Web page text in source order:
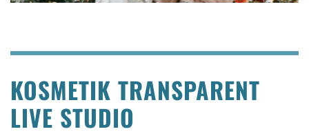
KOSMETIK TRANSPARENT
LIVE STUDIO